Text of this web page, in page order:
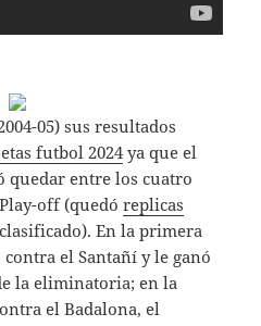
05) sus resultados
futbol 2024ya que el
entre los cuatro
off (quedóreplicas
En la primera
el Santañí y le ganó
la eliminatoria; en la
el Badalona, el